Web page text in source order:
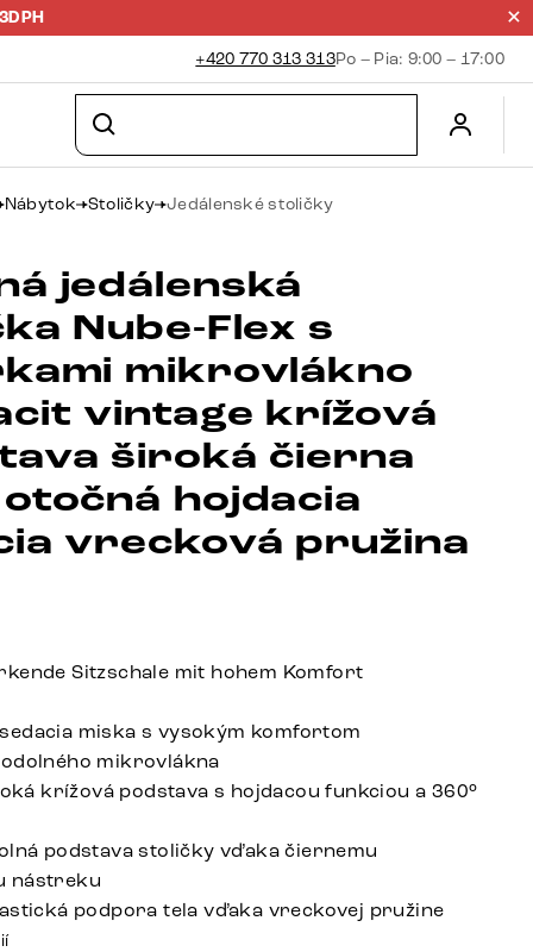
+420 770 313 313Po – Pia: 9:00 – 17:00
Nábytok Stoličky Jedálenské stoličky
jedálenská
Nube-Flex s
mikrovlákno
vintage krížová
široká čierna
hojdacia
vrecková pružina
Sitzschale mit hohem Komfort
miska s vysokým komfortom
mikrovlákna
krížová podstava s hojdacou funkciou a 360°
podstava stoličky vďaka čiernemu
nástreku
podpora tela vďaka vreckovej pružine